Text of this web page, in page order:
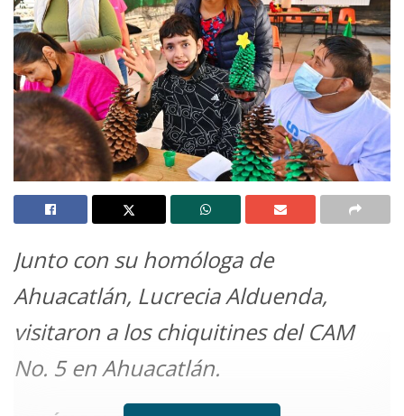
Junto con su homóloga de
Ahuacatlán, Lucrecia Alduenda,
visitaron a los chiquitines del CAM
No. 5 en Ahuacatlán.